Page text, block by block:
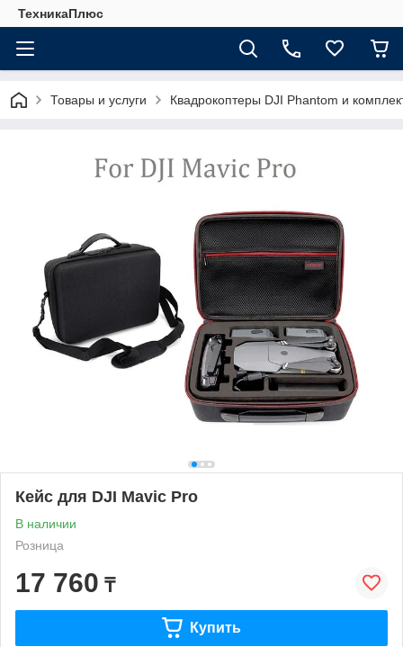
ТехникаПлюс
Товары и услуги Квадрокоптеры DJI Phantom и
Кейс для DJI Mavic Pro
В наличии
Розница
17 760 ₸
Купить